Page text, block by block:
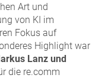
Art und
von KI im
Fokus auf
Highlight war
Lanz und
die re.comm